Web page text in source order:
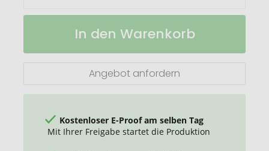
POLYCLEAN
18x15
Auf
In den Warenkorb
Angebot anfordern
Kostenloser E-Proof am selben Tag
Mit Ihrer Freigabe startet die Produktion